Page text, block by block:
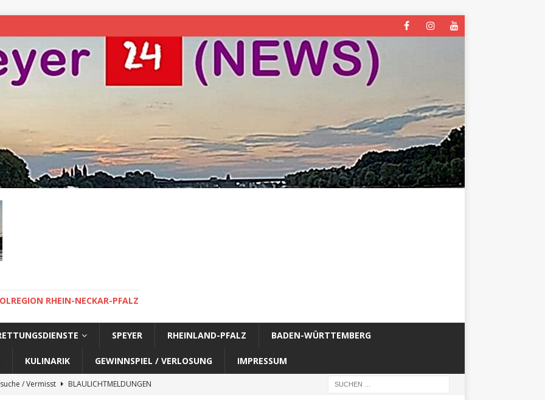
RHEIN-NECKAR-PFALZ
SPEYER RHEINLAND-PFALZ BADEN-WÜRTTEMBERG
KULINARIK GEWINNSPIEL / VERLOSUNG IMPRESSUM
/ Vermisst
BLAULICHTMELDUNGEN